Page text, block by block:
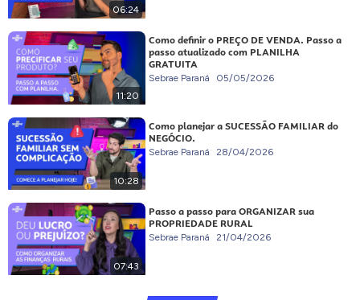
06:24
11:20
Como definir o PREÇO DE VENDA. Passo a
passo atualizado com PLANILHA
GRATUITA
Sebrae Paraná 05/05/2026
10:28
Como planejar a SUCESSÃO FAMILIAR do
NEGÓCIO.
Sebrae Paraná 28/04/2026
07:43
Passo a passo para ORGANIZAR sua
PROPRIEDADE RURAL
Sebrae Paraná 21/04/2026